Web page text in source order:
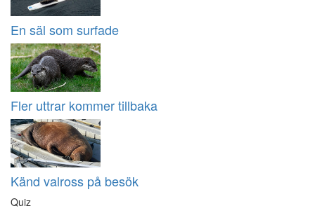
En säl som surfade
Fler uttrar kommer tillbaka
Känd valross på besök
Quiz